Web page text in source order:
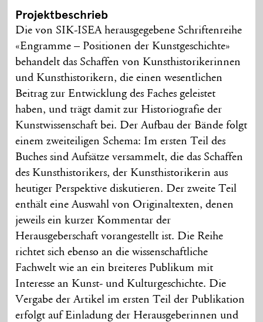
Projektbeschrieb
Die von SIK-ISEA herausgegebene Schriftenreihe
«Engramme – Positionen der Kunstgeschichte»
behandelt das Schaffen von Kunsthistorikerinnen
und Kunsthistorikern, die einen wesentlichen
Beitrag zur Entwicklung des Faches geleistet
haben, und trägt damit zur Historiografie der
Kunstwissenschaft bei. Der Aufbau der Bände folgt
einem zwei­teiligen Schema: Im ersten Teil des
Buches sind Aufsätze versammelt, die das Schaffen
des Kunsthistorikers, der Kunsthistorikerin aus
heutiger Perspektive diskutieren. Der zweite Teil
enthält eine Auswahl von Originaltexten, denen
jeweils ein kurzer Kommentar der
Herausgeberschaft vorangestellt ist. Die Reihe
richtet sich ebenso an die wissenschaftliche
Fachwelt wie an ein breiteres Publikum mit
Interesse an Kunst- und Kulturgeschichte. Die
Vergabe der Artikel im ersten Teil der Publikation
erfolgt auf Einladung der Herausgeberinnen und